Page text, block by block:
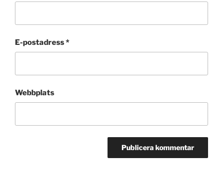
E-postadress*
Webbplats